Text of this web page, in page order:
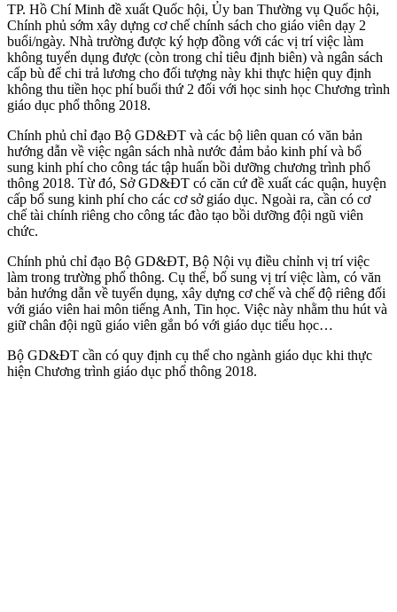
TP. Hồ Chí Minh đề xuất Quốc hội, Ủy ban Thường vụ Quốc hội,
Chính phủ sớm xây dựng cơ chế chính sách cho giáo viên dạy 2
buổi/ngày. Nhà trường được ký hợp đồng với các vị trí việc làm
không tuyển dụng được (còn trong chỉ tiêu định biên) và ngân sách
cấp bù để chi trả lương cho đối tượng này khi thực hiện quy định
không thu tiền học phí buổi thứ 2 đối với học sinh học Chương trình
giáo dục phổ thông 2018.
Chính phủ chỉ đạo Bộ GD&ĐT và các bộ liên quan có văn bản
hướng dẫn về việc ngân sách nhà nước đảm bảo kinh phí và bổ
sung kinh phí cho công tác tập huấn bồi dưỡng chương trình phổ
thông 2018. Từ đó, Sở GD&ĐT có căn cứ đề xuất các quận, huyện
cấp bổ sung kinh phí cho các cơ sở giáo dục. Ngoài ra, cần có cơ
chế tài chính riêng cho công tác đào tạo bồi dưỡng đội ngũ viên
chức.
Chính phủ chỉ đạo Bộ GD&ĐT, Bộ Nội vụ điều chỉnh vị trí việc
làm trong trường phổ thông. Cụ thể, bổ sung vị trí việc làm, có văn
bản hướng dẫn về tuyển dụng, xây dựng cơ chế và chế độ riêng đối
với giáo viên hai môn tiếng Anh, Tin học. Việc này nhằm thu hút và
giữ chân đội ngũ giáo viên gắn bó với giáo dục tiểu học…
Bộ GD&ĐT cần có quy định cụ thể cho ngành giáo dục khi thực
hiện Chương trình giáo dục phổ thông 2018.